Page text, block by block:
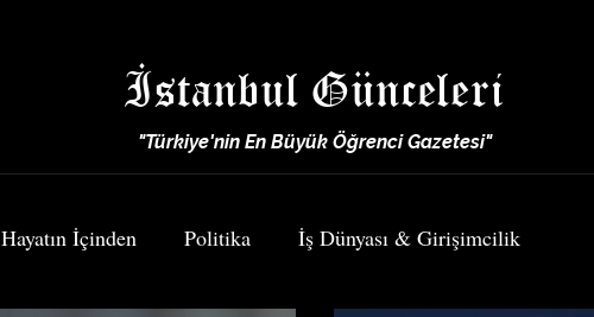
İstanbul Günceleri
"Türkiye'nin En Büyük Öğrenci Gazetesi"
Hayatın İçinden Politika İş Dünyası & Girişimcilik